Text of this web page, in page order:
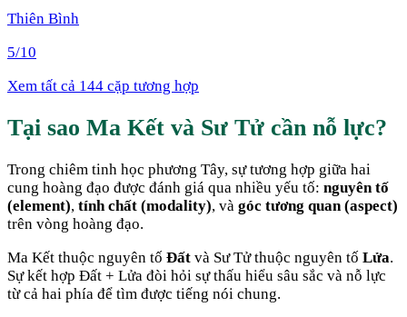
Thiên Bình
5/10
Xem tất cả 144 cặp tương hợp
Tại sao Ma Kết và Sư Tử cần nỗ lực?
Trong chiêm tinh học phương Tây, sự tương hợp giữa hai
cung hoàng đạo được đánh giá qua nhiều yếu tố: nguyên tố
(element), tính chất (modality), và góc tương quan (aspect)
trên vòng hoàng đạo.
Ma Kết thuộc nguyên tố Đất và Sư Tửthuộc nguyên tố Lửa.
Sự kết hợp Đất + Lửa đòi hỏi sự thấu hiểu sâu sắc và nỗ lực
từ cả hai phía để tìm được tiếng nói chung.